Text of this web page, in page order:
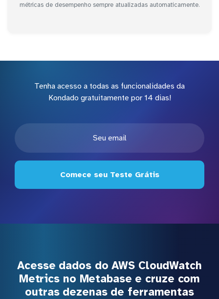
métricas de desempenho sempre atualizadas automaticamente.
Tenha acesso a todas as funcionalidades da
Kondado gratuitamente por 14 dias!
Comece seu Teste Grátis
Acesse dados do AWS CloudWatch
Metrics no Metabase e cruze com
outras dezenas de ferramentas